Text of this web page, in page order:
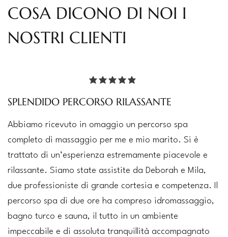
COSA DICONO DI NOI I
NOSTRI CLIENTI
la valutazione media è 5 su 5
SPLENDIDO PERCORSO RILASSANTE
Abbiamo ricevuto in omaggio un percorso spa
completo di massaggio per me e mio marito. Si è
trattato di un’esperienza estremamente piacevole e
rilassante. Siamo state assistite da Deborah e Mila,
due professioniste di grande cortesia e competenza. Il
percorso spa di due ore ha compreso idromassaggio,
bagno turco e sauna, il tutto in un ambiente
impeccabile e di assoluta tranquillità accompagnato